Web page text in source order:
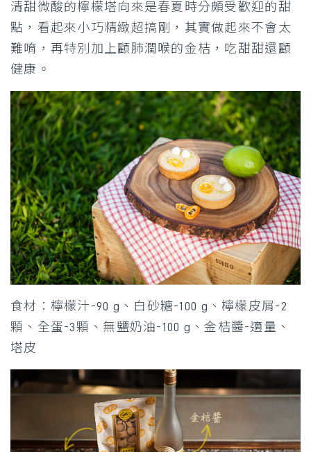
清甜微酸的檸檬塔向來是春夏時分頗受歡迎的甜
點，看起來小巧精緻超搞剛，其實做起來不會太
難唷，再特別加上顧肺潤喉的金桔，吃甜甜還顧
健康。
食材：檸檬汁-90 g、白砂糖-100 g、檸檬皮屑-2
顆、全蛋-3顆、無鹽奶油-100 g、金桔醬-適量、
塔皮